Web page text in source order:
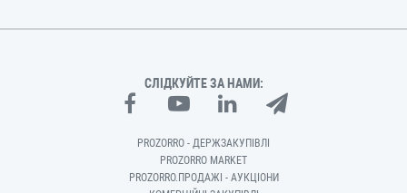
СЛІДКУЙТЕ ЗА НАМИ:
PROZORRO - ДЕРЖЗАКУПІВЛІ
PROZORRO MARKET
PROZORRO.ПРОДАЖІ - АУКЦІОНИ